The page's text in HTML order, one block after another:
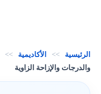
الرئيسية >> الأكاديمية >>
والدرجات والإزاحة الزاوية